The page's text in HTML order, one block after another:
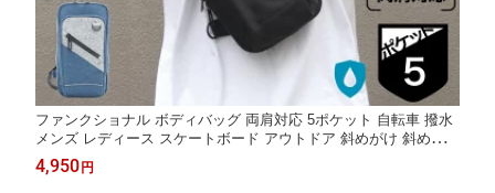
ファンクショナル ボディバッグ 両肩対応 5ポケット 自転車 撥水
メンズ レディース スケートボード アウトドア 斜めがけ 斜め掛け
バッグ ショルダーバッグ ペットボトル が入る FUNCTIONAL DIR
K.2 ステップミドル RCB-070TI
4,950 円